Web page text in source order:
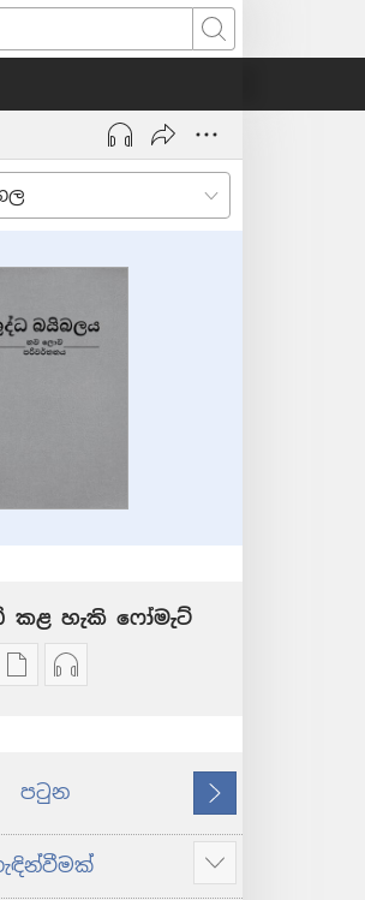
සොයන්න
හැකි ‍‍ෆෝමැට්
ප්‍රකාශන
ක්‍රම
බයිබලය
-
ඕඩියෝ
ක්‍රම
බයිබලය
-
පටුන
ඊළඟ
Show